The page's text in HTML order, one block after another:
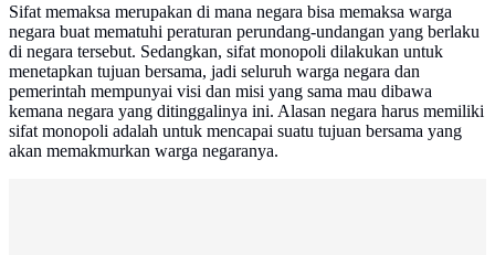
Sifat memaksa merupakan di mana negara bisa memaksa warga
negara buat mematuhi peraturan perundang-undangan yang berlaku
di negara tersebut. Sedangkan, sifat monopoli dilakukan untuk
menetapkan tujuan bersama, jadi seluruh warga negara dan
pemerintah mempunyai visi dan misi yang sama mau dibawa
kemana negara yang ditinggalinya ini. Alasan negara harus memiliki
sifat monopoli adalah untuk mencapai suatu tujuan bersama yang
akan memakmurkan warga negaranya.